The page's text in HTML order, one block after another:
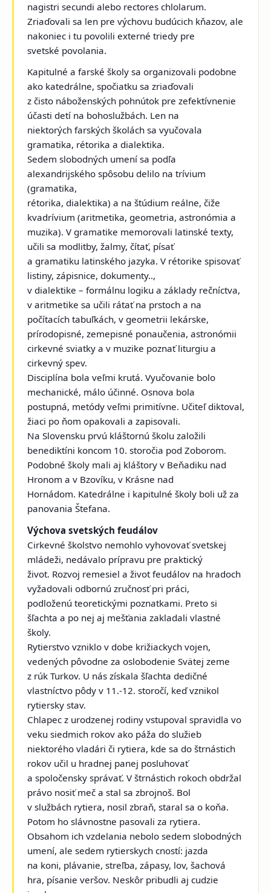
nagistri secundi alebo rectores chlolarum.
Zriaďovali sa len pre výchovu budúcich kňazov, ale
nakoniec i tu povolili externé triedy pre
svetské povolania.
Kapitulné a farské školy sa organizovali podobne
ako katedrálne, spočiatku sa zriaďovali
z čisto náboženských pohnútok pre zefektívnenie
účasti detí na bohoslužbách. Len na
niektorých farských školách sa vyučovala
gramatika, rétorika a dialektika.
Sedem slobodných umení sa podľa
alexandrijského spôsobu delilo na trívium
(gramatika,
rétorika, dialektika) a na štúdium reálne, čiže
kvadrívium (aritmetika, geometria, astronómia a
muzika). V gramatike memorovali latinské texty,
učili sa modlitby, žalmy, čítať, písať
a gramatiku latinského jazyka. V rétorike spisovať
listiny, zápisnice, dokumenty..,
v dialektike – formálnu logiku a základy rečníctva,
v aritmetike sa učili rátať na prstoch a na
počítacích tabuľkách, v geometrii lekárske,
prírodopisné, zemepisné ponaučenia, astronómii
cirkevné sviatky a v muzike poznať liturgiu a
cirkevný spev.
Disciplína bola veľmi krutá. Vyučovanie bolo
mechanické, málo účinné. Osnova bola
postupná, metódy veľmi primitívne. Učiteľ diktoval,
žiaci po ňom opakovali a zapisovali.
Na Slovensku prvú kláštornú školu založili
benediktíni koncom 10. storočia pod Zoborom.
Podobné školy mali aj kláštory v Beňadiku nad
Hronom a v Bzovíku, v Krásne nad
Hornádom. Katedrálne i kapitulné školy boli už za
panovania Štefana.
Výchova svetských feudálov
Cirkevné školstvo nemohlo vyhovovať svetskej
mládeži, nedávalo prípravu pre praktický
život. Rozvoj remesiel a život feudálov na hradoch
vyžadovali odbornú zručnosť pri práci,
podloženú teoretickými poznatkami. Preto si
šľachta a po nej aj mešťania zakladali vlastné
školy.
Rytierstvo vzniklo v dobe križiackych vojen,
vedených pôvodne za oslobodenie Svätej zeme
z rúk Turkov. U nás získala šľachta dedičné
vlastníctvo pôdy v 11.-12. storočí, keď vznikol
rytiersky stav.
Chlapec z urodzenej rodiny vstupoval spravidla vo
veku siedmich rokov ako páža do služieb
niektorého vladári či rytiera, kde sa do štrnástich
rokov učil u hradnej panej posluhovať
a spoločensky správať. V štrnástich rokoch obdržal
právo nosiť meč a stal sa zbrojnoš. Bol
v službách rytiera, nosil zbraň, staral sa o koňa.
Potom ho slávnostne pasovali za rytiera.
Obsahom ich vzdelania nebolo sedem slobodných
umení, ale sedem rytierskych cností: jazda
na koni, plávanie, streľba, zápasy, lov, šachová
hra, písanie veršov. Neskôr pribudli aj cudzie